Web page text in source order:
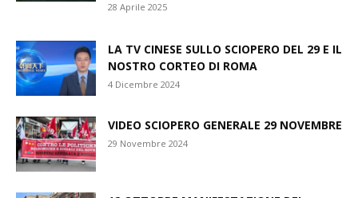
28 Aprile 2025
LA TV CINESE SULLO SCIOPERO DEL 29 E IL
NOSTRO CORTEO DI ROMA
4 Dicembre 2024
VIDEO SCIOPERO GENERALE 29 NOVEMBRE
29 Novembre 2024